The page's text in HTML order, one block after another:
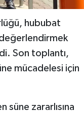
hububat
değerlendirmek
Son toplantı,
mücadelesi için
zararlısına